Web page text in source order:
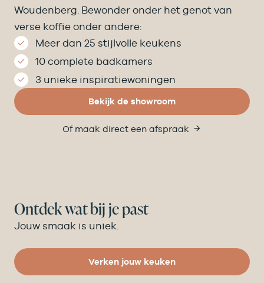
Woudenberg. Bewonder onder het genot van
verse koffie onder andere:
Meer dan 25 stijlvolle keukens
10 complete badkamers
3 unieke inspiratiewoningen
Bekijk de showroom
Of maak direct een afspraak
Ontdek wat bij je past
Jouw smaak is uniek.
Verken jouw keuken